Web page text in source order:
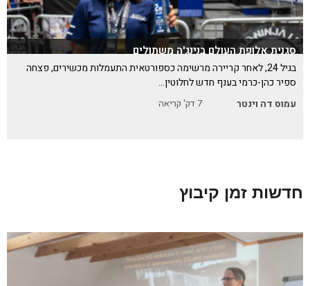
סגנית אלופת העולם בנינג'ה משתולים
בגיל 24, לאחר קריירה מרשימה כספורטאית התעמלות מכשירים, פצחה
ספיר כהן-כרמי בענף חדש לחלוטין…
עמוס דה וינטר
7דק' קריאה
חדשות זמן קיבוץ